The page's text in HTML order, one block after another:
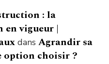
: la
vigueur |
dans Agrandir sa
option choisir ?